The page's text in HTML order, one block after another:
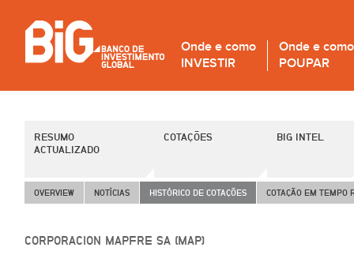
Onde e como
INVESTIR
Onde e como
POUPAR
RESUMO
ACTUALIZADO
COTAÇÕES BIG INTEL
OVERVIEW NOTÍCIAS HISTÓRICO DE COTAÇÕES COTAÇÃO EM TEMPO
CORPORACION MAPFRE SA (MAP)